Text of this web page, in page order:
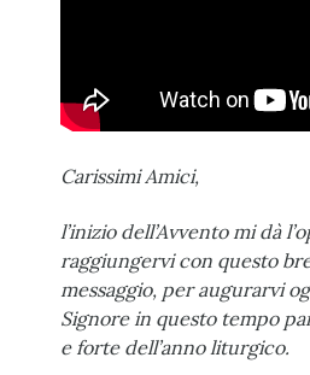
Carissimi Amici,
l’inizio dell’Avvento mi dà
raggiungervi con questo
messaggio, per augurarvi
Signore in questo tempo
e forte dell’anno liturgico.